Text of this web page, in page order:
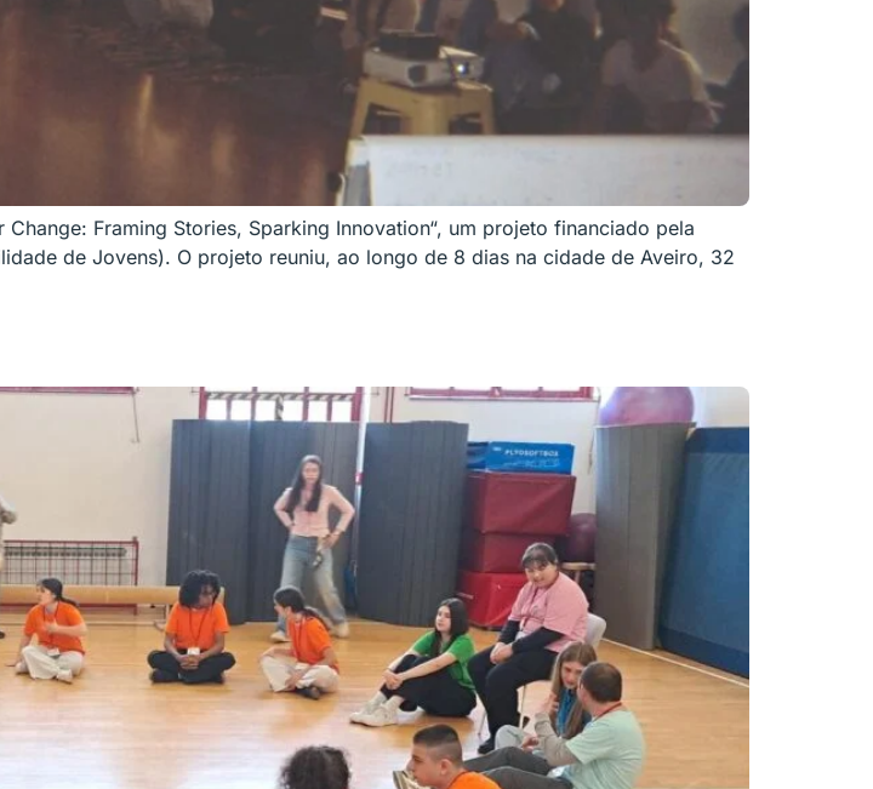
Framing Stories, Sparking Innovation“, um projeto financiado pela
de Jovens). O projeto reuniu, ao longo de 8 dias na cidade de Aveiro, 32